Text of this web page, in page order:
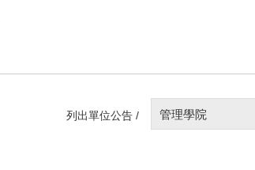
列出單位公告 / 管理學院